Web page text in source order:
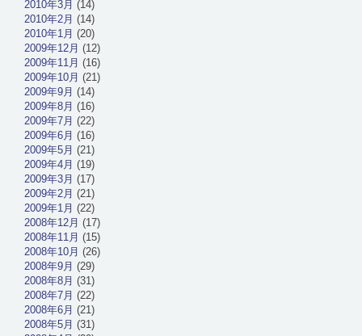
2010年3月 (14)
2010年2月 (14)
2010年1月 (20)
2009年12月 (12)
2009年11月 (16)
2009年10月 (21)
2009年9月 (14)
2009年8月 (16)
2009年7月 (22)
2009年6月 (16)
2009年5月 (21)
2009年4月 (19)
2009年3月 (17)
2009年2月 (21)
2009年1月 (22)
2008年12月 (17)
2008年11月 (15)
2008年10月 (26)
2008年9月 (29)
2008年8月 (31)
2008年7月 (22)
2008年6月 (21)
2008年5月 (31)